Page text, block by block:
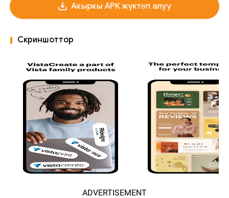
Акыркы APK жүктөп алуу
Скриншоттор
ADVERTISEMENT